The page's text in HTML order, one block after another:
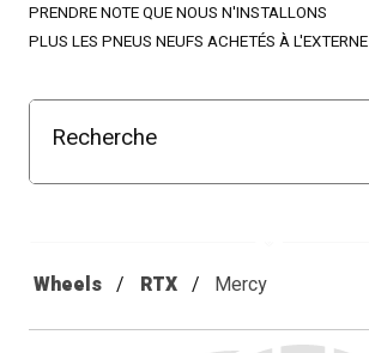
PRENDRE NOTE QUE NOUS N'INSTALLONS
PLUS LES PNEUS NEUFS ACHETÉS À L'EXTERNE
Recherche
Wheels RTX Mercy